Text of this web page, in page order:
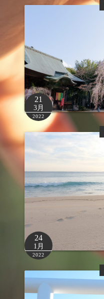
21
3月
2022
24
1月
2022